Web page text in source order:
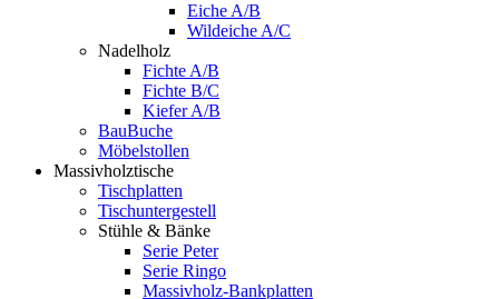
Eiche A/B
Wildeiche A/C
Nadelholz
Fichte A/B
Fichte B/C
Kiefer A/B
BauBuche
Möbelstollen
Massivholztische
Tischplatten
Tischuntergestell
Stühle & Bänke
Serie Peter
Serie Ringo
Massivholz-Bankplatten